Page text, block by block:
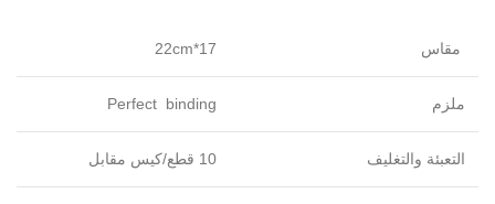
مقاس 17*22cm
ملزم Perfect binding
التعبئة والتغليف 10 قطع/كيس مقابل